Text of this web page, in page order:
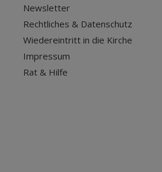
Newsletter
Rechtliches & Datenschutz
Wiedereintritt in die Kirche
Impressum
Rat & Hilfe